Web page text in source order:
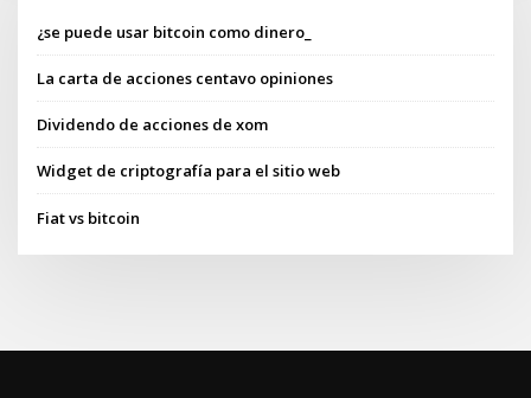
¿se puede usar bitcoin como dinero_
La carta de acciones centavo opiniones
Dividendo de acciones de xom
Widget de criptografía para el sitio web
Fiat vs bitcoin